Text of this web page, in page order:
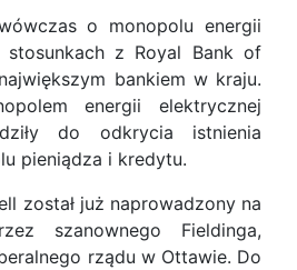
o monopolu energii
z Royal Bank of
bankiem w kraju.
energii elektrycznej
do odkrycia istnienia
pieniądza i kredytu.
został już naprowadzony na
szanownego Fieldinga,
rządu w Ottawie. Do